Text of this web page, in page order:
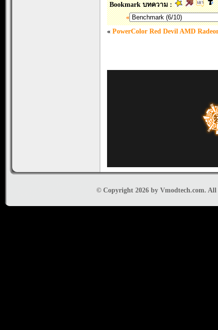
Bookmark บทความ :
«
« PowerColor Red Devil AMD
© Copyright 2026 by Vmodtech.com.